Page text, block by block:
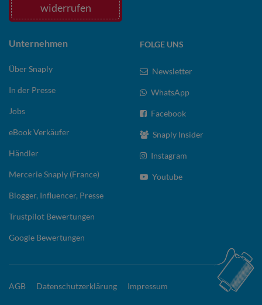
widerrufen
Unternehmen
Über Snaply
In der Presse
Jobs
eBook Verkäufer
Händler
Mercerie Snaply (France)
Blogger, Influencer, Presse
Trustpilot Bewertungen
Google Bewertungen
FOLGE UNS
Newsletter
WhatsApp
Facebook
Snaply Insider
Instagram
Youtube
AGB Datenschutzerklärung Impressum